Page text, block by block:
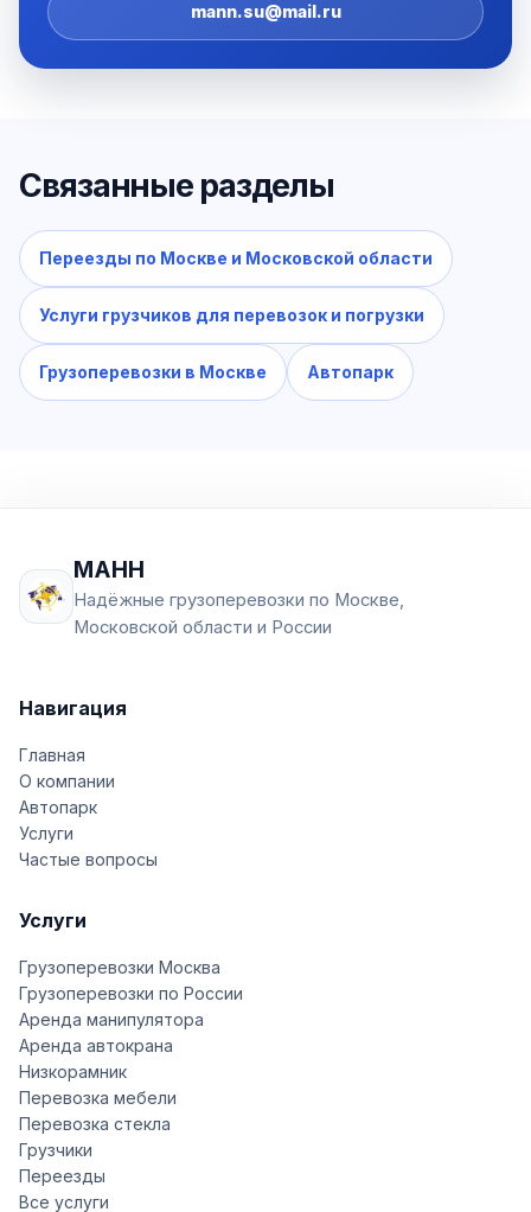
mann.su@mail.ru
Связанные разделы
Переезды по Москве и Московской области
Услуги грузчиков для перевозок и погрузки
Грузоперевозки в Москве Автопарк
МАНН
Надёжные грузоперевозки по Москве,
Московской области и России
Навигация
Главная
О компании
Автопарк
Услуги
Частые вопросы
Услуги
Грузоперевозки Москва
Грузоперевозки по России
Аренда манипулятора
Аренда автокрана
Низкорамник
Перевозка мебели
Перевозка стекла
Грузчики
Переезды
Все услуги